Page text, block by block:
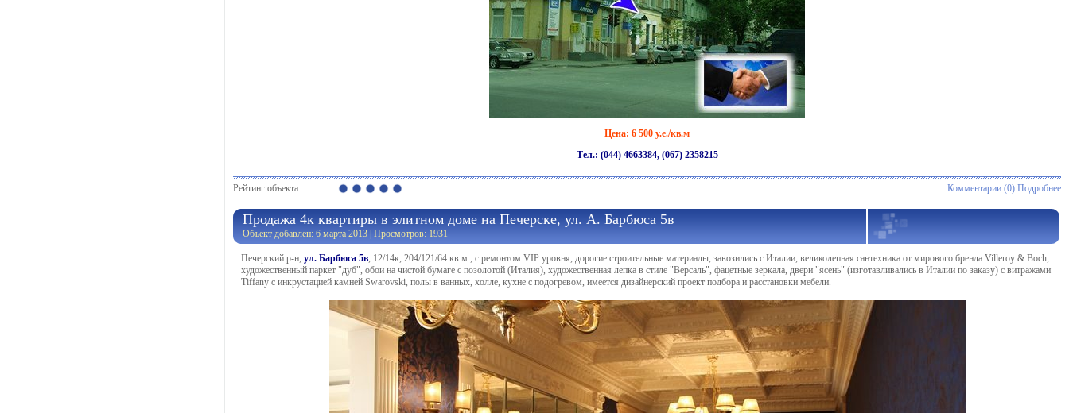
Цена: 6 500 у.е./кв.м
Тел.: (044) 4663384, (067) 2358215
Рейтинг объекта: Комментарии (0) Подробнее
Продажа 4к квартиры в элитном доме на Печерске, ул. А. Барбюса 5в
Объект добавлен: 6 марта 2013 | Просмотров: 1931
Печерский р-н, ул. Барбюса 5в, 12/14к, 204/121/64 кв.м., с ремонтом VIP уровня, дорогие строительные материалы, завозились с Италии, великолепная сантехника от мирового бренда Villeroy & Boch,
художественный паркет "дуб", обои на чистой бумаге с позолотой (Италия), художественная лепка в стиле "Версаль", фацетные зеркала, двери "ясень" (изготавливались в Италии по заказу) с витражами
Tiffany с инкрустацией камней Swarovski, полы в ванных, холле, кухне с подогревом, имеется дизайнерский проект подбора и расстановки мебели.